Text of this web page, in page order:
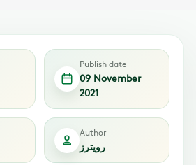
Publish date
09 November
2021
Author
رويترز